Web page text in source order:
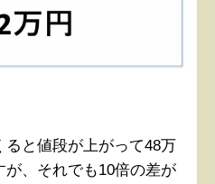
と値段が上がって48万
が、それでも10倍の差が